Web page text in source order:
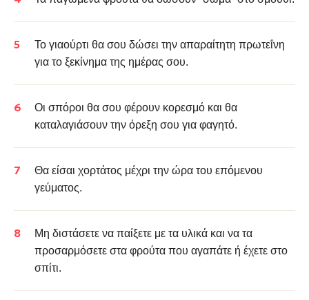
Το γιαούρτι θα σου δώσει την απαραίτητη πρωτεΐνη
για το ξεκίνημα της ημέρας σου.
Οι σπόροι θα σου φέρουν κορεσμό και θα
καταλαγιάσουν την όρεξη σου για φαγητό.
Θα είσαι χορτάτος μέχρι την ώρα του επόμενου
γεύματος.
Μη διστάσετε να παίξετε με τα υλικά και να τα
προσαρμόσετε στα φρούτα που αγαπάτε ή έχετε στο
σπίτι.